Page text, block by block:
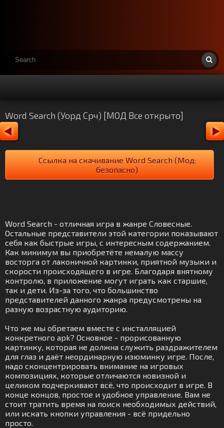
Word Search (Уорд Срч) [МОД Все открыто]
Ссылка на скачивание Word Search (Мод:
безопасно)
Word Search - отличная игра в жанре Словесные.
Остальные представители этой категории показывают
себя как быстрые игры, с интересным содержанием.
Как минимум вы приобретёте немалую массу
восторга от лаконичной картинки, приятной музыки и
скорости происходящего в игре. Благодаря внятному
контролю, в приложение могут играть как старшие,
так и дети. Из-за того, что большинство
представителей данного жанра предусмотрены на
разную возрастную аудиторию.
Что же мы обретаем вместе с инсталляцией
конкретного apk? Основное - прорисованную
картинку, которая не должна служить раздражителем
для глаз и даёт неординарную изюминку игре. После,
надо сконцентрировать внимание на игровых
композициях, которые отличаются новизной и
целиком подчеркивают всё, что происходит в игре. В
конце концов, простое и удобное управление. Вам не
стоит тратить время на поиск необходимых действий,
или искать кнопки управления - всё придельно
просто.